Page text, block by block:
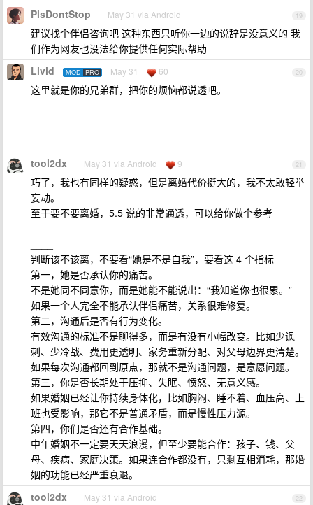
19
PlsDontStop May 31 via Android
建议找个伴侣咨询吧 这种东西只听你一边的说辞是没意义的 我
们作为网友也没法给你提供任何实际帮助
20
Livid MOD PRO May 31 60
这里就是你的兄弟群，把你的烦恼都说透吧。
21
tool2dx May 31 via Android 9
巧了，我也有同样的疑惑，但是离婚代价挺大的，我不太敢轻举
妄动。
至于要不要离婚，5.5 说的非常通透，可以给你做个参考
判断该不该离，不要看“她是不是自我”，要看这 4 个指标
第一，她是否承认你的痛苦。
不是她同不同意你，而是她能不能说出：“我知道你也很累。”
如果一个人完全不能承认伴侣痛苦，关系很难修复。
第二，沟通后是否有行为变化。
有效沟通的标准不是聊得多，而是有没有小幅改变。比如少讽
刺、少冷战、费用更透明、家务重新分配、对父母边界更清楚。
如果每次沟通都回到原点，那就不是沟通问题，是意愿问题。
第三，你是否长期处于压抑、失眠、愤怒、无意义感。
如果婚姻已经让你持续身体化，比如胸闷、睡不着、血压高、上
班也受影响，那它不是普通矛盾，而是慢性压力源。
第四，你们是否还有合作基础。
中年婚姻不一定要天天浪漫，但至少要能合作：孩子、钱、父
母、疾病、家庭决策。如果连合作都没有，只剩互相消耗，那婚
姻的功能已经严重衰退。
22
tool2dx May 31 via Android